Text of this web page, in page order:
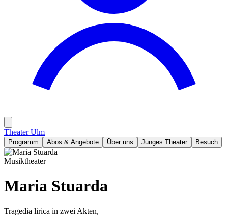
Theater Ulm
Programm Abos & Angebote Über uns Junges Theater Besuch
Musiktheater
Maria Stuarda
Tragedia lirica in zwei Akten,